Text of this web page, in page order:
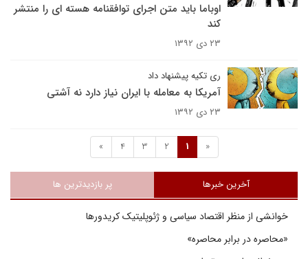
اوباما باید متن اجرای توافقنامه هسته ای را منتشر
کند
۲۳ دی ۱۳۹۲
ری تکیه پیشنهاد داد
آمریکا به معامله با ایران نیاز دارد نه آشتی
۲۳ دی ۱۳۹۲
«
1
2
3
4
»
آخرین خبرها پر بازدیدترین ها
خوانشی از منظر اقتصاد سیاسی و ژئوپلیتیک کریدورها
«محاصره در برابر محاصره»